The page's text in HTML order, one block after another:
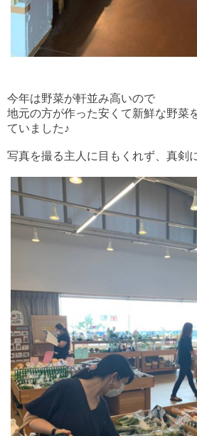
今年は野菜が軒並み高いので
地元の方が作った安くて新鮮な野菜
ていました♪
写真を撮る主人に目もくれず、真剣